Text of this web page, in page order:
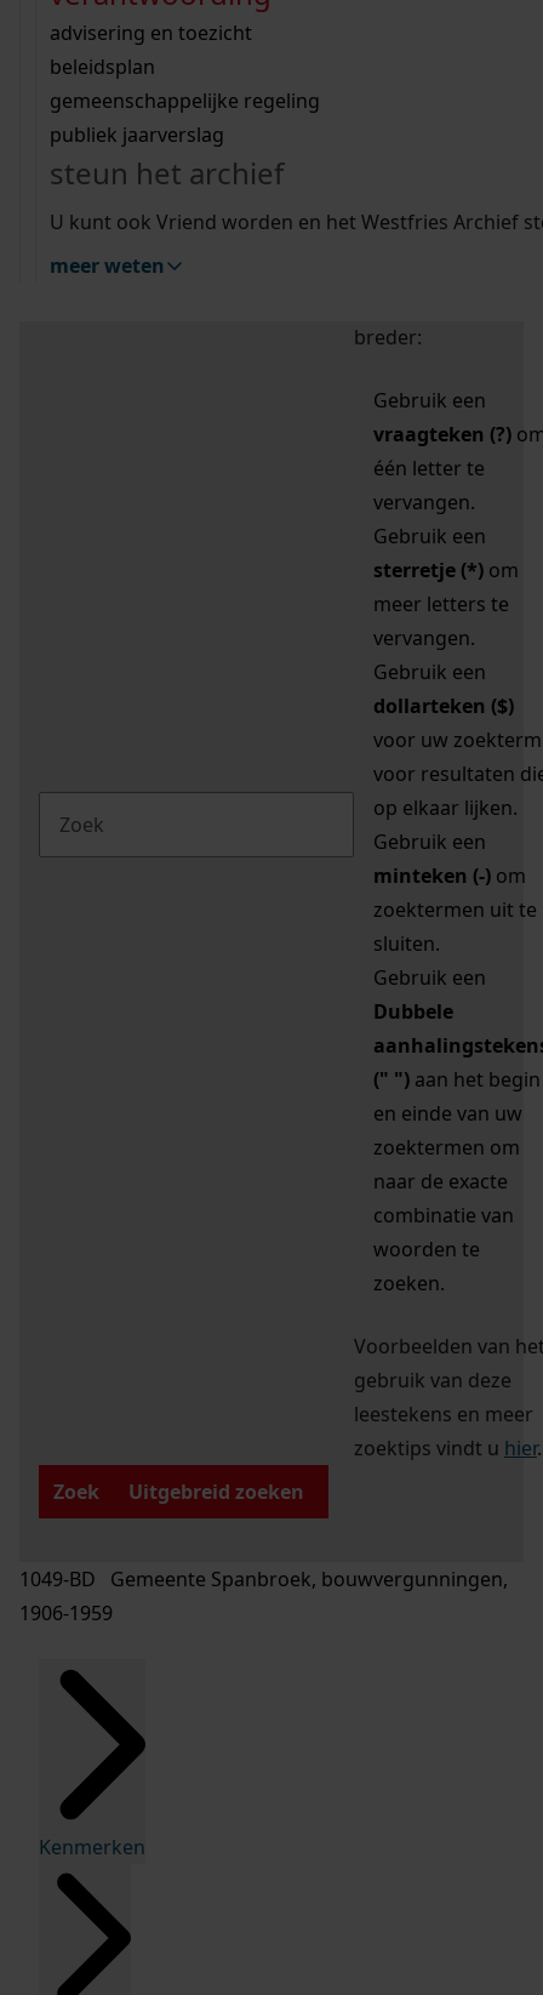
bouwvergunningen
omgevingsvergunningen
vergunningen
beeld en geluid
uitleg nodig?
Wij helpen u op weg met een aantal zoektips.
bekijk alle zoektips
Wij helpen u op weg met een aantal zoektips.
bekijk alle zoektips
bekijk ons geschiedenislokaal
advisering en toezicht
beleidsplan
gemeenschappelijke regeling
publiek jaarverslag
steun het archief
U kunt ook Vriend worden en het Westfries Archief
meer weten
zoektips
Mijn Studiezaal (inloggen)
uw zoekopdracht te
breder:
Gebruik een
vraagteken (?)
één letter te
vervangen.
Gebruik een
sterretje (*) om
meer letters te
vervangen.
Gebruik een
dollarteken ($)
voor uw zoekterm
voor resultaten
op elkaar lijken.
Gebruik een
minteken (-) om
zoektermen uit te
sluiten.
Gebruik een
Dubbele
(" ") aan het begin
en einde van uw
zoektermen om
naar de exacte
combinatie van
woorden te
zoeken.
Voorbeelden van
gebruik van deze
leestekens en meer
zoektips vindt u hier.
Zoek
Uitgebreid zoeken
1049-BD Gemeente Spanbroek, bouwvergunningen,
1906-1959
Kenmerken